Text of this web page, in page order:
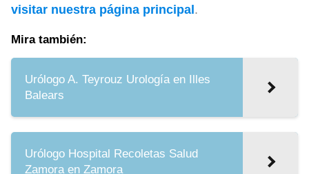
visitar nuestra página principal .
Mira también:
Urólogo A. Teyrouz Urología en Illes
Balears
Urólogo Hospital Recoletas Salud
Zamora en Zamora